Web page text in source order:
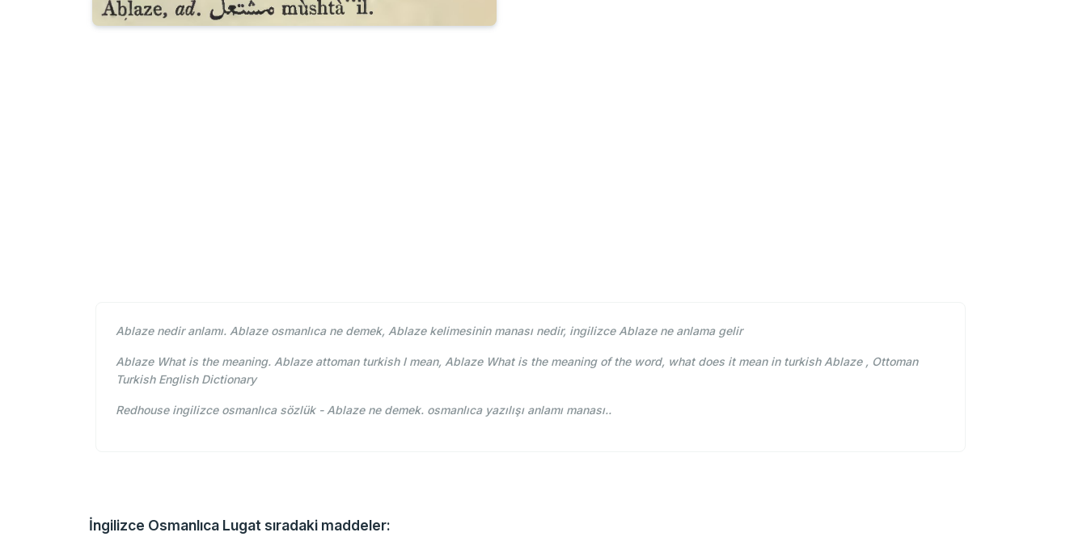
Ablaze nedir anlamı. Ablaze osmanlıca ne demek, Ablaze kelimesinin manası nedir, ingilizce Ablaze ne anlama gelir
Ablaze What is the meaning. Ablaze attoman turkish I mean, Ablaze What is the meaning of the word, what does it mean in turkish Ablaze , Ottoman
Turkish English Dictionary
Redhouse ingilizce osmanlıca sözlük - Ablaze ne demek. osmanlıca yazılışı anlamı manası..
İngilizce Osmanlıca Lugat sıradaki maddeler: